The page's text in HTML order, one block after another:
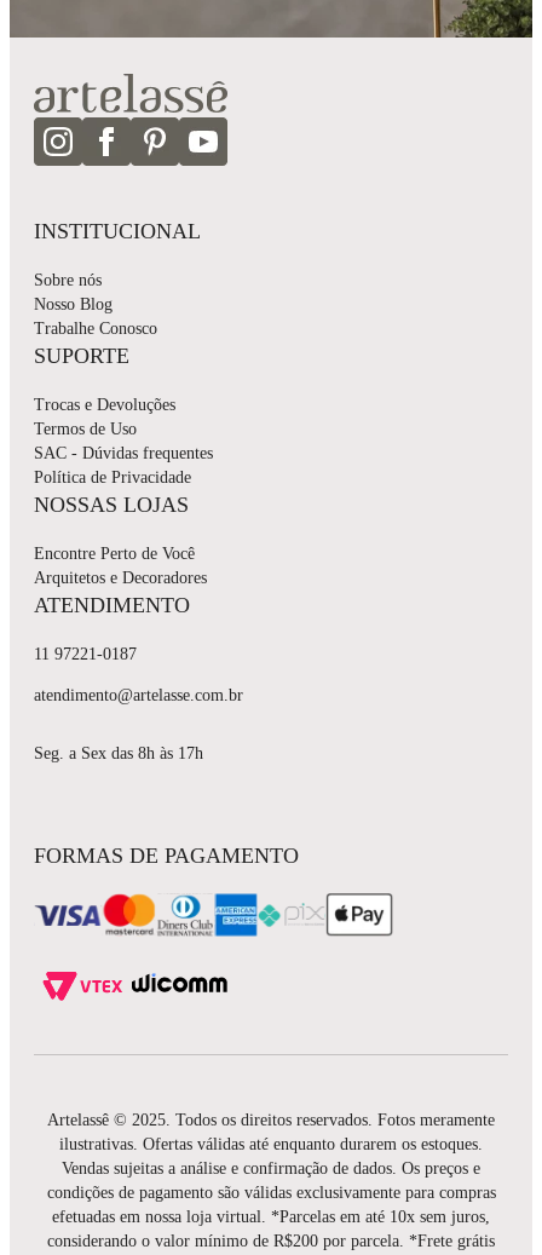
INSTITUCIONAL
Sobre nós
Nosso Blog
Trabalhe Conosco
SUPORTE
Trocas e Devoluções
Termos de Uso
SAC - Dúvidas frequentes
Política de Privacidade
NOSSAS LOJAS
Encontre Perto de Você
Arquitetos e Decoradores
ATENDIMENTO
11 97221-0187
atendimento@artelasse.com.br
Seg. a Sex das 8h às 17h
FORMAS DE PAGAMENTO
Artelassê © 2025. Todos os direitos reservados. Fotos meramente
ilustrativas. Ofertas válidas até enquanto durarem os estoques.
Vendas sujeitas a análise e confirmação de dados. Os preços e
condições de pagamento são válidas exclusivamente para compras
efetuadas em nossa loja virtual. *Parcelas em até 10x sem juros,
considerando o valor mínimo de R$200 por parcela. *Frete grátis